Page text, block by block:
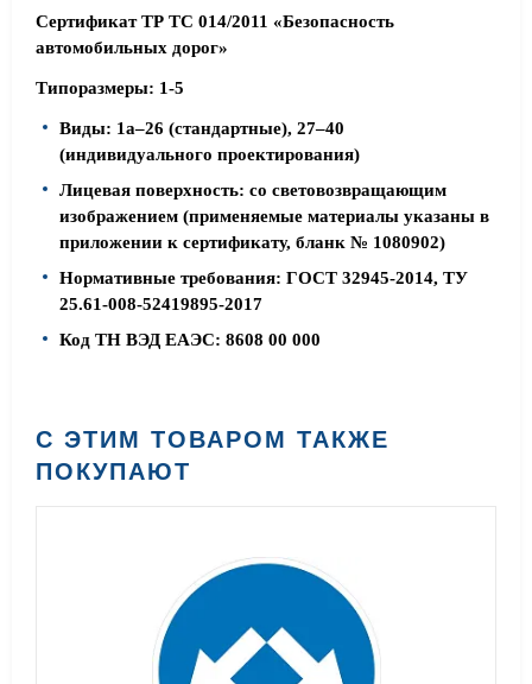
Сертификат ТР ТС 014/2011 «Безопасность
автомобильных дорог»
Типоразмеры: 1-5
Виды: 1а–26 (стандартные), 27–40
(индивидуального проектирования)
Лицевая поверхность: со световозвращающим
изображением (применяемые материалы указаны в
приложении к сертификату, бланк № 1080902)
Нормативные требования: ГОСТ 32945-2014, ТУ
25.61-008-52419895-2017
Код ТН ВЭД ЕАЭС: 8608 00 000
С ЭТИМ ТОВАРОМ ТАКЖЕ
ПОКУПАЮТ